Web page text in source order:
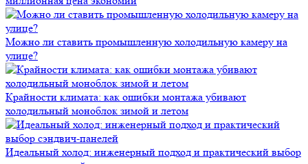
Можно ли ставить промышленную холодильную камеру на
улице?
Крайности климата: как ошибки монтажа убивают
холодильный моноблок зимой и летом
Идеальный холод: инженерный подход и практический выбор